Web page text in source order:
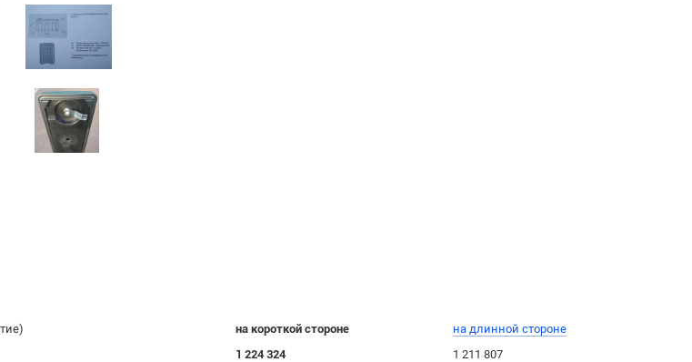
на короткой стороне
на длинной стороне
1 224 324
1 211 807